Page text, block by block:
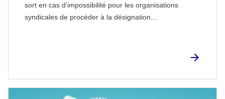
sort en cas d’impossibilité pour les organisations
syndicales de procéder à la désignation...